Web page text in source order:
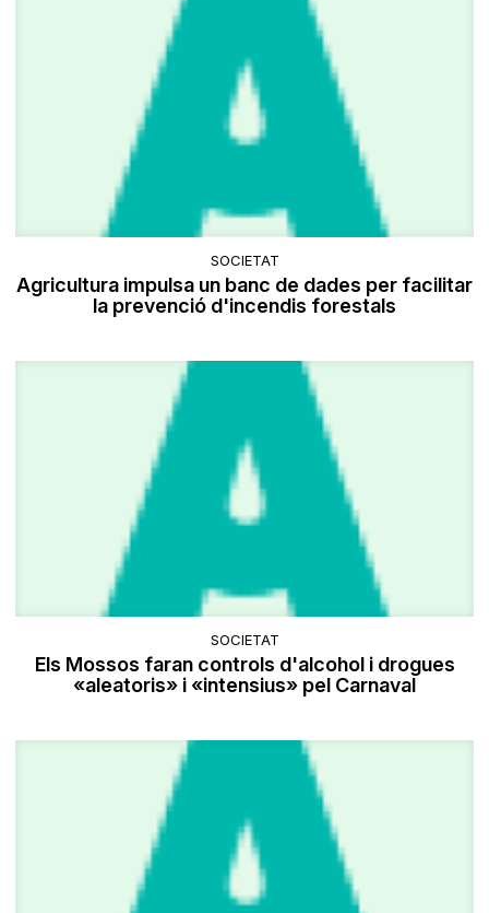
SOCIETAT
Agricultura impulsa un banc de dades per facilitar
la prevenció d'incendis forestals
SOCIETAT
Els Mossos faran controls d'alcohol i drogues
«aleatoris» i «intensius» pel Carnaval